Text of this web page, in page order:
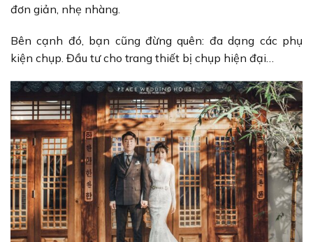
đơn giản, nhẹ nhàng.
Bên cạnh đó, bạn cũng đừng quên: đa dạng các phụ
kiện chụp. Đầu tư cho trang thiết bị chụp hiện đại…